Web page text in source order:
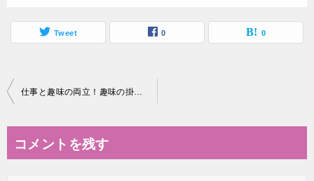
Tweet 0 0
投
ビ
仕事と趣味の両立！趣味の掛け持ちは何個までいけるのか
コメントを残す